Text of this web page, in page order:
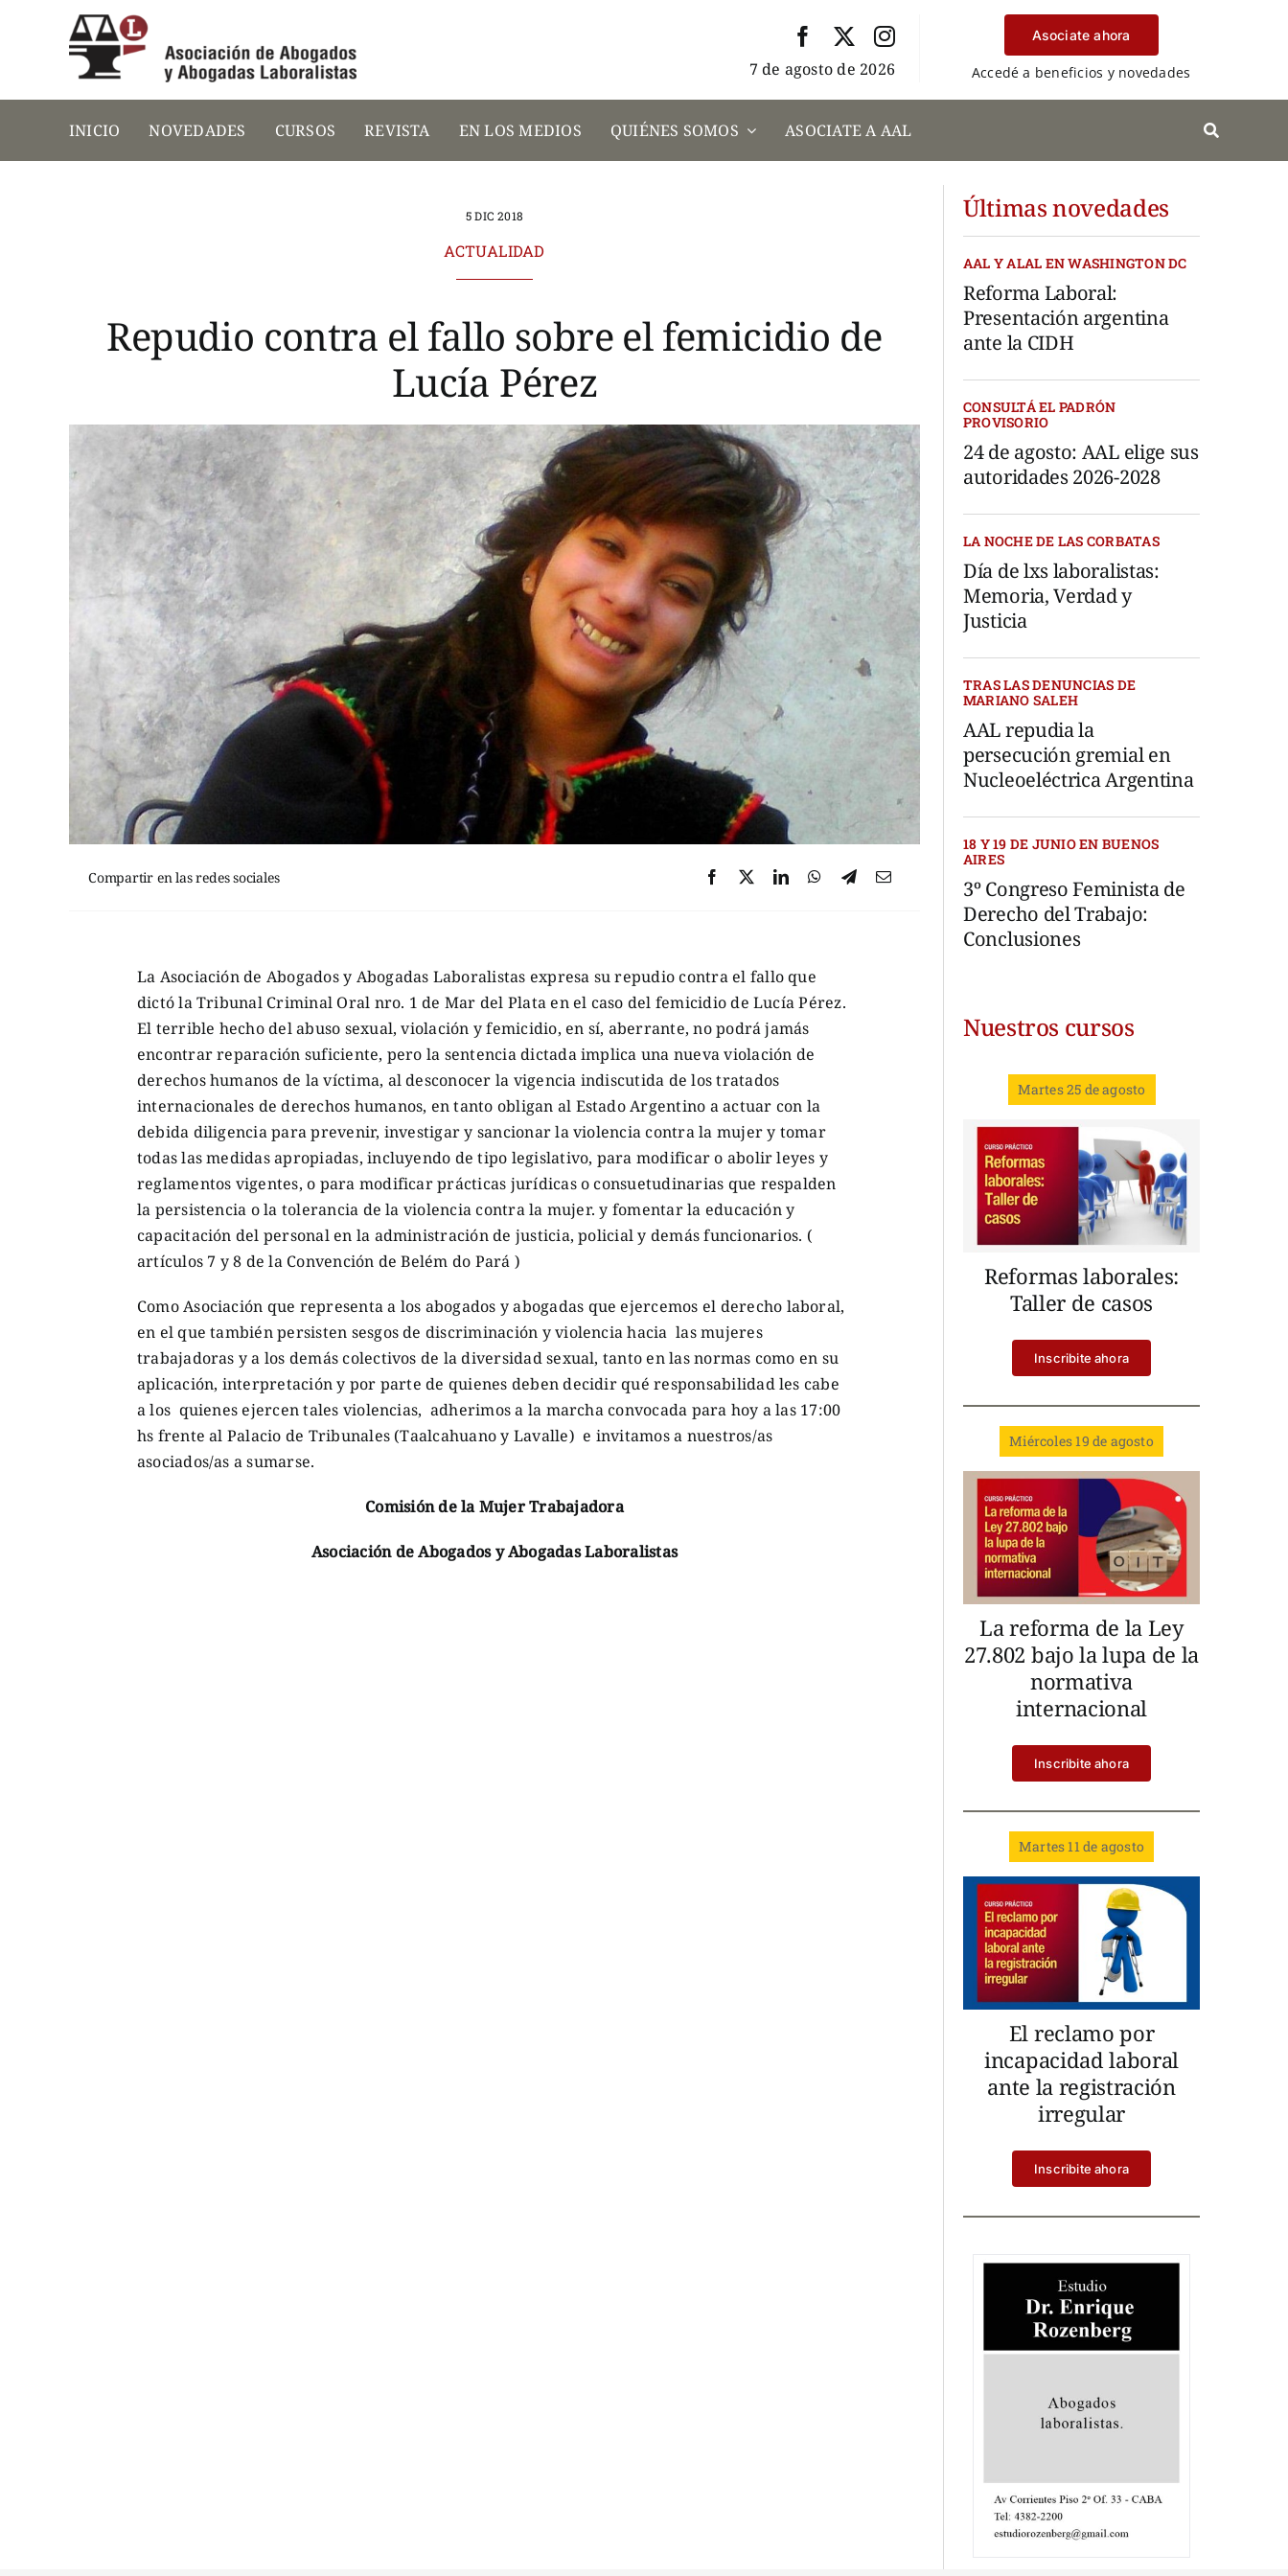
7 de agosto de 2026
Asociate ahora
Accedé a beneficios y novedades
INICIO NOVEDADES CURSOS REVISTA EN LOS MEDIOS QUIÉNES SOMOS ASOCIATE A AAL
5 DIC 2018
ACTUALIDAD
Repudio contra el fallo sobre el femicidio de
Lucía Pérez
Compartir en las redes sociales
La Asociación de Abogados y Abogadas Laboralistas expresa su repudio contra el fallo que
dictó la Tribunal Criminal Oral nro. 1 de Mar del Plata en el caso del femicidio de Lucía Pérez.
El terrible hecho del abuso sexual, violación y femicidio, en sí, aberrante, no podrá jamás
encontrar reparación suficiente, pero la sentencia dictada implica una nueva violación de
derechos humanos de la víctima, al desconocer la vigencia indiscutida de los tratados
internacionales de derechos humanos, en tanto obligan al Estado Argentino a actuar con la
debida diligencia para prevenir, investigar y sancionar la violencia contra la mujer y tomar
todas las medidas apropiadas, incluyendo de tipo legislativo, para modificar o abolir leyes y
reglamentos vigentes, o para modificar prácticas jurídicas o consuetudinarias que respalden
la persistencia o la tolerancia de la violencia contra la mujer. y fomentar la educación y
capacitación del personal en la administración de justicia, policial y demás funcionarios. (
artículos 7 y 8 de la Convención de Belém do Pará )
Como Asociación que representa a los abogados y abogadas que ejercemos el derecho laboral,
en el que también persisten sesgos de discriminación y violencia hacia las mujeres
trabajadoras y a los demás colectivos de la diversidad sexual, tanto en las normas como en su
aplicación, interpretación y por parte de quienes deben decidir qué responsabilidad les cabe
a los quienes ejercen tales violencias, adherimos a la marcha convocada para hoy a las 17:00
hs frente al Palacio de Tribunales (Taalcahuano y Lavalle) e invitamos a nuestros/as
asociados/as a sumarse.
Comisión de la Mujer Trabajadora
Asociación de Abogados y Abogadas Laboralistas
Últimas novedades
AAL Y ALAL EN WASHINGTON DC
Reforma Laboral:
Presentación argentina
ante la CIDH
CONSULTÁ EL PADRÓN
PROVISORIO
24 de agosto: AAL elige sus
autoridades 2026-2028
LA NOCHE DE LAS CORBATAS
Día de lxs laboralistas:
Memoria, Verdad y
Justicia
TRAS LAS DENUNCIAS DE
MARIANO SALEH
AAL repudia la
persecución gremial en
Nucleoeléctrica Argentina
18 Y 19 DE JUNIO EN BUENOS
AIRES
3º Congreso Feminista de
Derecho del Trabajo:
Conclusiones
Nuestros cursos
Martes 25 de agosto
Reformas laborales:
Taller de casos
Inscribite ahora
Miércoles 19 de agosto
La reforma de la Ley
27.802 bajo la lupa de la
normativa
internacional
Inscribite ahora
Martes 11 de agosto
El reclamo por
incapacidad laboral
ante la registración
irregular
Inscribite ahora